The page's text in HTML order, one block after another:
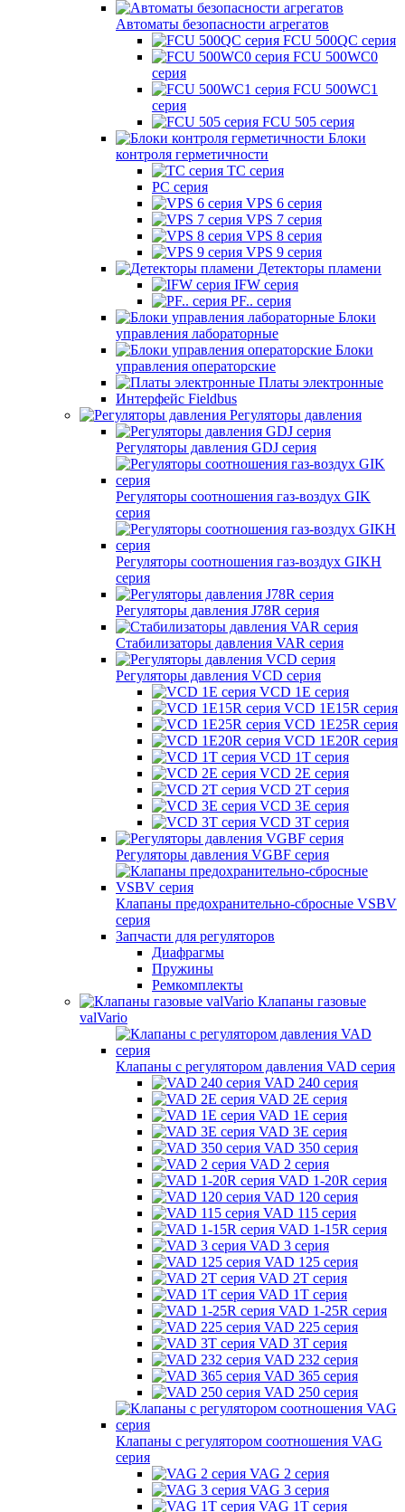
Автоматы безопасности агрегатов
FCU 500QC серия
FCU 500WC0
серия
FCU 500WC1
серия
FCU 505 серия
Блоки
контроля герметичности
TC серия
PC серия
VPS 6 серия
VPS 7 серия
VPS 8 серия
VPS 9 серия
Детекторы пламени
IFW серия
PF.. серия
Блоки
управления лабораторные
Блоки
управления операторские
Платы электронные
Интерфейс Fieldbus
Регуляторы давления
Регуляторы давления GDJ серия
Регуляторы соотношения газ-воздух GIK
серия
Регуляторы соотношения газ-воздух GIKH
серия
Регуляторы давления J78R серия
Стабилизаторы давления VAR серия
Регуляторы давления VCD серия
VCD 1E серия
VCD 1E15R серия
VCD 1E25R серия
VCD 1E20R серия
VCD 1T серия
VCD 2E серия
VCD 2T серия
VCD 3E серия
VCD 3T серия
Регуляторы давления VGBF серия
Клапаны предохранительно-сбросные VSBV
серия
Запчасти для регуляторов
Диафрагмы
Пружины
Ремкомплекты
Клапаны газовые
valVario
Клапаны с регулятором давления VAD серия
VAD 240 серия
VAD 2E серия
VAD 1E серия
VAD 3E серия
VAD 350 серия
VAD 2 серия
VAD 1-20R серия
VAD 120 серия
VAD 115 серия
VAD 1-15R серия
VAD 3 серия
VAD 125 серия
VAD 2T серия
VAD 1T серия
VAD 1-25R серия
VAD 225 серия
VAD 3T серия
VAD 232 серия
VAD 365 серия
VAD 250 серия
Клапаны с регулятором соотношения VAG
серия
VAG 2 серия
VAG 3 серия
VAG 1T серия